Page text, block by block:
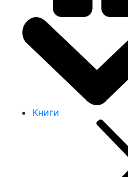
Книги